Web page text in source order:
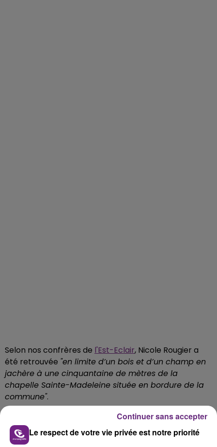
Selon nos confrères de l'Est-Eclair, Nicole Rougier a
été retrouvée "en limite d’un bois et d’un champ en
jachère à une cinquantaine de mètres de la
chapelle Sainte-Madeleine située en bordure de la
commune".
FIL D'ACTUS
Le respect de votre vie privée est notre priorité
Continuer sans accepter